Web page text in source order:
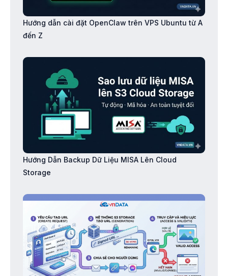
Hướng dẫn cài đặt OpenClaw trên VPS Ubuntu từ A
đến Z
Hướng Dẫn Backup Dữ Liệu MISA Lên Cloud
Storage